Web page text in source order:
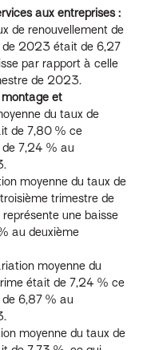
aux entreprises :
de renouvellement de
de 2023 était de 6,27
par rapport à celle
de 2023.
montage et
du taux de
de 7,80 % ce
7,24 % au
moyenne du taux de
trimestre de
une baisse
au deuxième
moyenne du
était de 7,24 % ce
6,87 % au
moyenne du taux de